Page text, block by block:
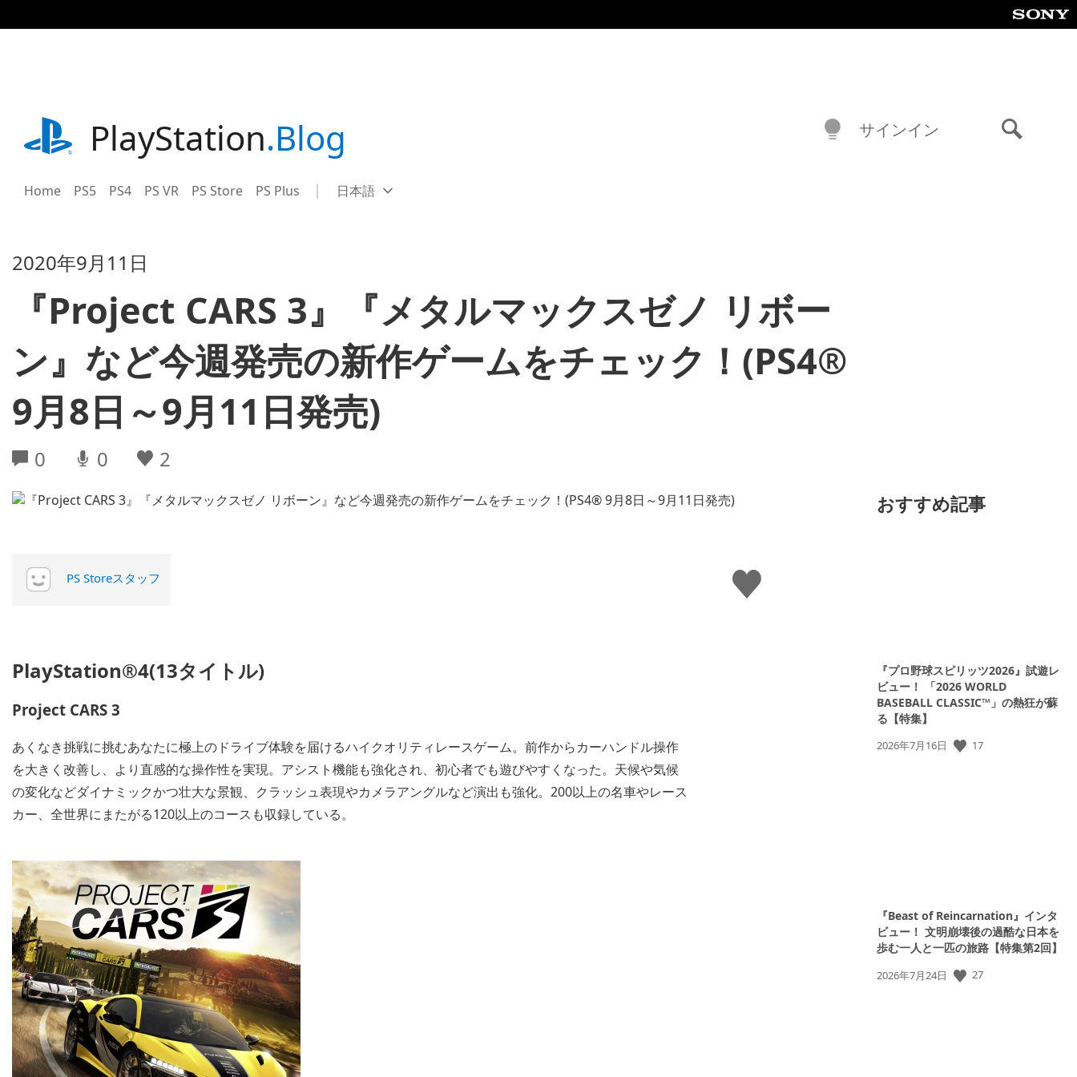
事
playstation.comPlayStation.Blog
Home PS5 PS4 PS VR PS Store PS Plus Select
Current
日本語
サインイン
2020年9月11日
『Project CARS 3』『メタルマックスゼノ リボー
ン』など今週発売の新作ゲームをチェック！(PS4®
9月8日～9月11日発売)
0 0 2
い
い
ね
PS Storeスタッフ
PlayStation®4(13タイトル)
Project CARS 3
あくなき挑戦に挑むあなたに極上のドライブ体験を届けるハイクオリティレースゲーム。前作からカーハンドル操作
を大きく改善し、より直感的な操作性を実現。アシスト機能も強化され、初心者でも遊びやすくなった。天候や気候
の変化などダイナミックかつ壮大な景観、クラッシュ表現やカメラアングルなど演出も強化。200以上の名車やレース
カー、全世界にまたがる120以上のコースも収録している。
おすすめ記事
『プロ野球スピリッツ2026』試遊レ
ビュー！ 「2026 WORLD
BASEBALL CLASSIC™」の熱狂が蘇
る【特集】
公
2026年7月16日 17
『Beast of Reincarnation』インタ
ビュー！ 文明崩壊後の過酷な日本を
歩む一人と一匹の旅路【特集第2回】
公
2026年7月24日 27